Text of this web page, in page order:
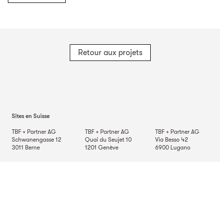
Retour aux projets
Sites en Suisse
TBF + Partner AG
Schwanengasse 12
3011 Berne
TBF + Partner AG
Quai du Seujet 10
1201 Genève
TBF + Partner AG
Via Besso 42
6900 Lugano